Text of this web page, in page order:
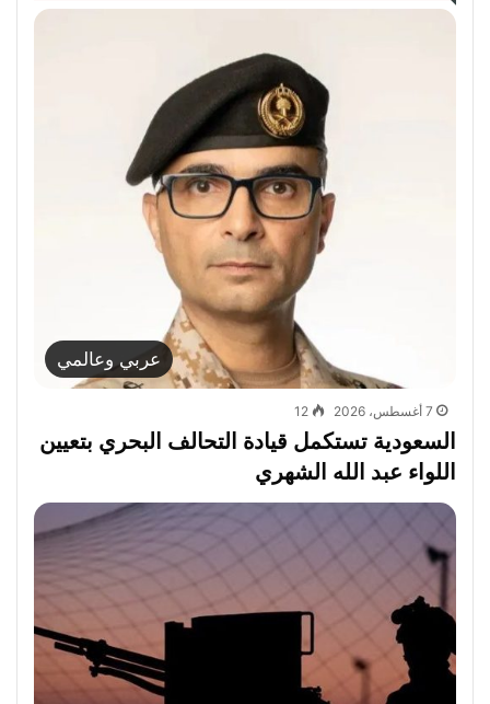
عربي وعالمي
7 أغسطس، 2026 12
السعودية تستكمل قيادة التحالف البحري بتعيين
اللواء عبد الله الشهري